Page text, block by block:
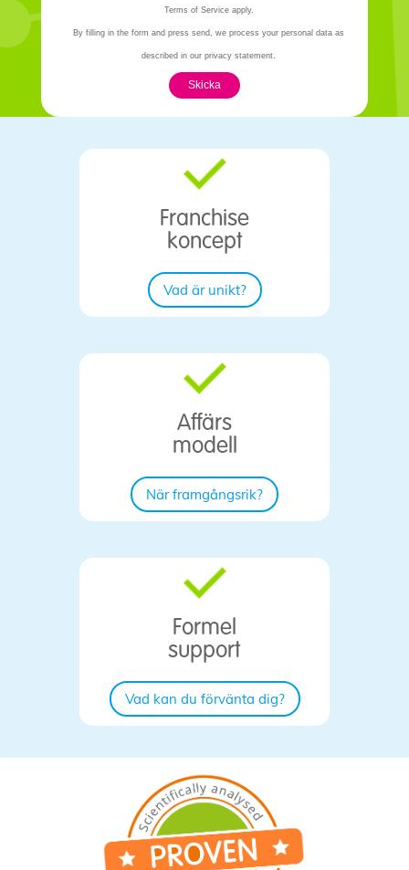
Terms of Service apply.
By filling in the form and press send, we process your personal data as
described in our privacy statement.
Skicka
Franchise
koncept
Vad är unikt?
Affärs
modell
När framgångsrik?
Formel
support
Vad kan du förvänta dig?